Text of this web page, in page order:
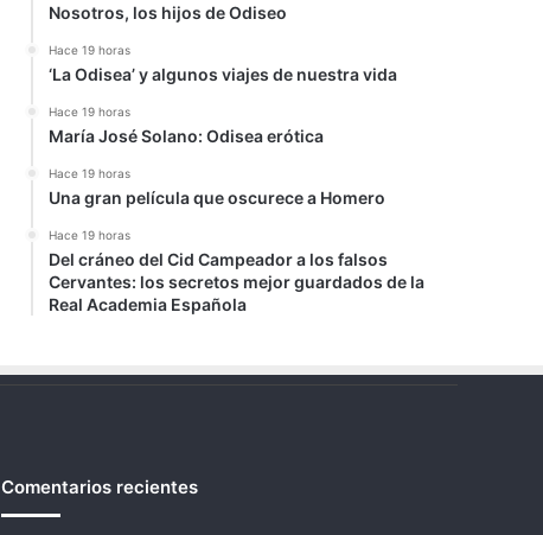
Nosotros, los hijos de Odiseo
Hace 19 horas
‘La Odisea’ y algunos viajes de nuestra vida
Hace 19 horas
María José Solano: Odisea erótica
Hace 19 horas
Una gran película que oscurece a Homero
Hace 19 horas
Del cráneo del Cid Campeador a los falsos
Cervantes: los secretos mejor guardados de la
Real Academia Española
Comentarios recientes